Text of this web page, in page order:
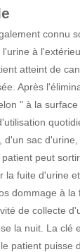
connu
à
atteint de
Après
" à la
d'un sac
peut
la fuite d'urine
dommage à
de collecte
la nuit. La
patient puisse